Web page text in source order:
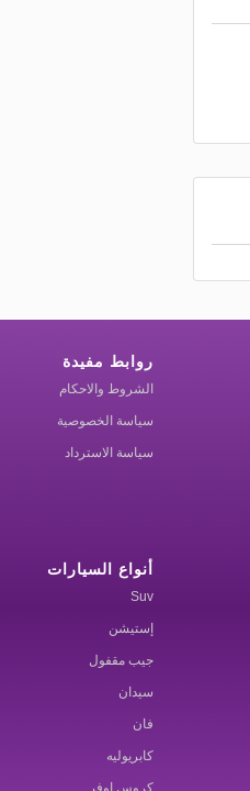
روابط مفيدة
الشروط والاحكام
سياسة الخصوصية
سياسة الاسترداد
أنواع السيارات
Suv
إستيشن
جيب مقفول
سيدان
فان
كابريوليه